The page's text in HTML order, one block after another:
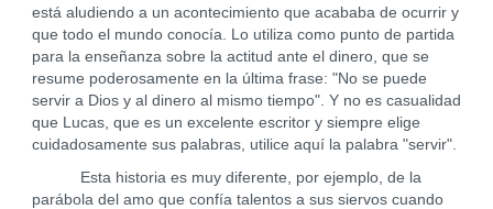
está aludiendo a un acontecimiento que acababa de ocurrir y
que todo el mundo conocía. Lo utiliza como punto de partida
para la enseñanza sobre la actitud ante el dinero, que se
resume poderosamente en la última frase: "No se puede
servir a Dios y al dinero al mismo tiempo". Y no es casualidad
que Lucas, que es un excelente escritor y siempre elige
cuidadosamente sus palabras, utilice aquí la palabra "servir".
Esta historia es muy diferente, por ejemplo, de la
parábola del amo que confía talentos a sus siervos cuando